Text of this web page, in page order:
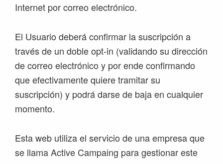
Internet por correo electrónico.
El Usuario deberá confirmar la suscripción a
través de un doble opt-in (validando su dirección
de correo electrónico y por ende confirmando
que efectivamente quiere tramitar su
suscripción) y podrá darse de baja en cualquier
momento.
Esta web utiliza el servicio de una empresa que
se llama Active Campaing para gestionar este